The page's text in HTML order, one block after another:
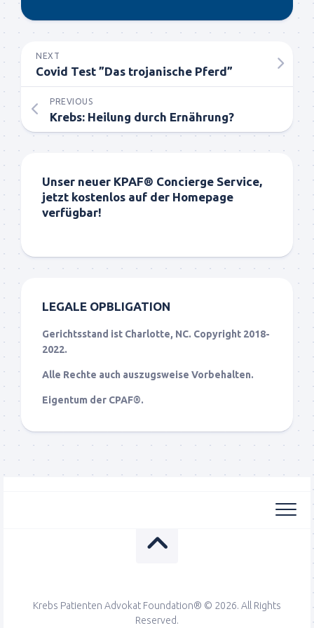
NEXT
Covid Test ”Das trojanische Pferd”
PREVIOUS
Krebs: Heilung durch Ernährung?
Unser neuer KPAF® Concierge Service,
jetzt kostenlos auf der Homepage
verfügbar!
LEGALE OPBLIGATION
Gerichtsstand ist Charlotte, NC. Copyright 2018-
2022.
Alle Rechte auch auszugsweise Vorbehalten.
Eigentum der CPAF®.
Krebs Patienten Advokat Foundation® © 2026. All Rights
Reserved.